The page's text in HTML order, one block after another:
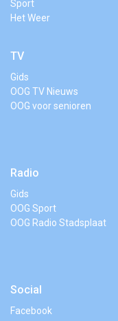
Sport
Het Weer
TV
Gids
OOG TV Nieuws
OOG voor senioren
Radio
Gids
OOG Sport
OOG Radio Stadsplaat
Social
Facebook